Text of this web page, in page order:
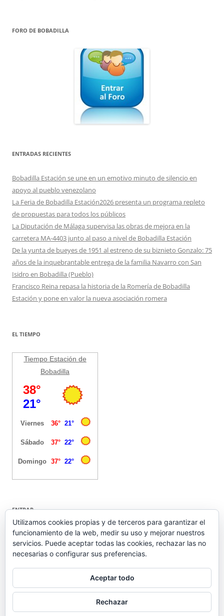
FORO DE BOBADILLA
ENTRADAS RECIENTES
Bobadilla Estación se une en un emotivo minuto de silencio en
apoyo al pueblo venezolano
La Feria de Bobadilla Estación2026 presenta un programa repleto
de propuestas para todos los públicos
La Diputación de Málaga supervisa las obras de mejora en la
carretera MA-4403 junto al paso a nivel de Bobadilla Estación
De la yunta de bueyes de 1951 al estreno de su biznieto Gonzalo: 75
años de la inquebrantable entrega de la familia Navarro con San
Isidro en Bobadilla (Pueblo)
Francisco Reina repasa la historia de la Romería de Bobadilla
Estación y pone en valor la nueva asociación romera
EL TIEMPO
Tiempo Estación de
Bobadilla
ENTRAR
Acceder
Feed de entradas
Feed de comentarios
WordPress.org
Utilizamos cookies propias y de terceros para garantizar el
funcionamiento de la web, medir su uso y mejorar nuestros
servicios. Puede aceptar todas las cookies, rechazar las no
necesarias o configurar sus preferencias.
Aceptar todo
Rechazar